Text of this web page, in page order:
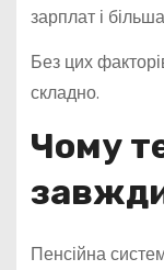
зарплат і
Без цих
складно.
Чому
Пенсійна